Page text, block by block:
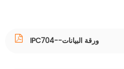
IPC704--ورقة البيانات